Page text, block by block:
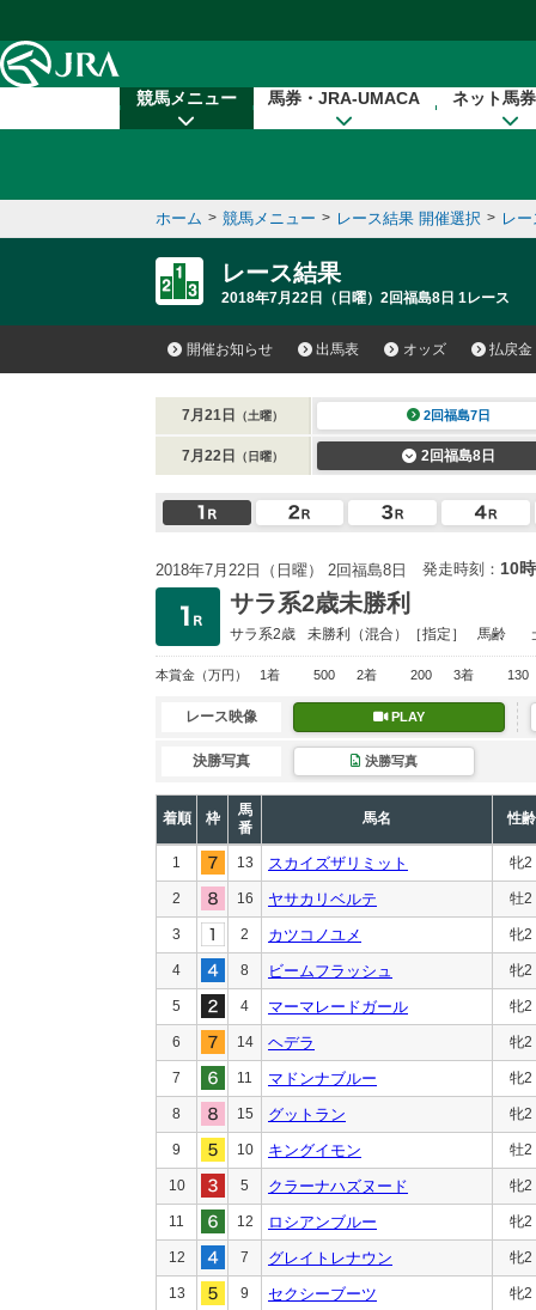
競馬メニュー 馬券・JRA-UMACA ネット馬
ホーム > 競馬メニュー > レース結果 開催選択 > レ
レース結果
2018年7月22日（日曜）2回福島8日 1レース
開催お知らせ 出馬表 オッズ 払戻金
7月21日 （土曜） 2回福島7日
7月22日 （日曜） 2回福島8日
2018年7月22日（日曜） 2回福島8日 発走時刻： 10
サラ系2歳未勝利
サラ系2歳 未勝利 （混合）［指定］ 馬齢
本賞金 （万円） 1着 500 2着 200 3着 130
レース映像 PLAY
決勝写真 決勝写真
着順 枠
馬
番
馬名 性齢
1 13 スカイズザリミット 牝2
2 16 ヤサカリベルテ 牡2
3 2 カツコノユメ 牝2
4 8 ビームフラッシュ 牝2
5 4 マーマレードガール 牝2
6 14 ヘデラ 牝2
7 11 マドンナブルー 牝2
8 15 グットラン 牝2
9 10 キングイモン 牡2
10 5 クラーナハズヌード 牝2
11 12 ロシアンブルー 牝2
12 7 グレイトレナウン 牝2
13 9 セクシーブーツ 牝2